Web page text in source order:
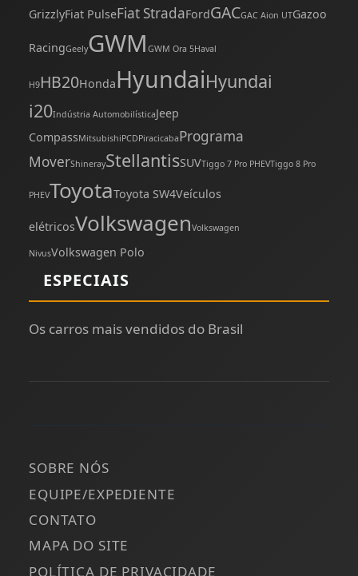
GrizzlyFiat PulseFiat StradaFordGACGAC Aion UTGazoo
RacingGeelyGWM GWM Ora 5Haval
H9HB20HondaHyundaiHyundai
i20Indústria AutomobilísticaJeep
CompassMitsubishiPCDPiracicabaPrograma
MoverShinerayStellantisSUVTiggo 7 Pro PHEVTiggo 8 Pro
PHEVToyotaToyota SW4Veículos
elétricosVolkswagenVolkswagen
NivusVolkswagen Polo
ESPECIAIS
Os carros mais vendidos do Brasil
SOBRE NÓS
EQUIPE/EXPEDIENTE
CONTATO
MAPA DO SITE
POLÍTICA DE PRIVACIDADE